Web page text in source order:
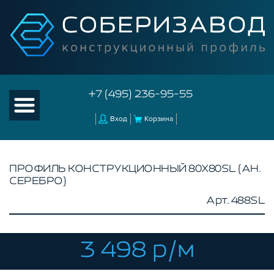
+7 (495) 236-95-55
Вход Корзина
КАТАЛОГ ТОВАРОВ
КОНСТРУКЦИОННЫЙ ПРОФИЛЬ
СЕРЕБРИСТЫЙ
ПРОФИЛЬ КОНСТРУКЦИОННЫЙ 80Х80SL (АН.
СЕРЕБРО)
Арт. 488SL
3 498 р/м